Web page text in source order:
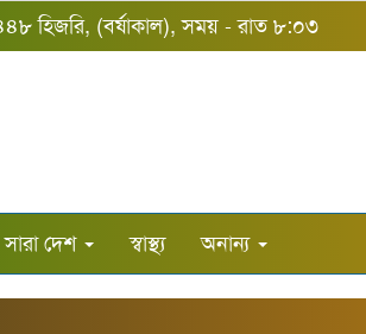
হিজরি, (বর্ষাকাল), সময় - রাত ৮:০৩
সারা দেশ স্বাস্থ্য অনান্য